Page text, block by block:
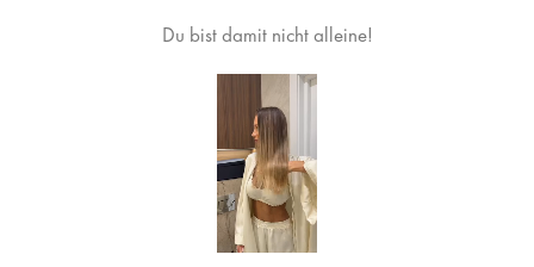
Du bist damit nicht alleine!